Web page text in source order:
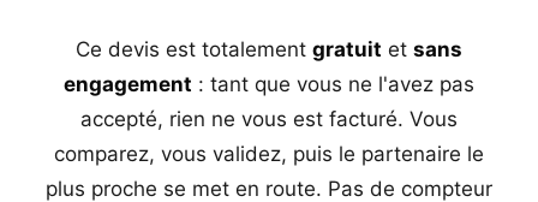
Ce devis est totalement gratuit et sans
engagement : tant que vous ne l'avez pas
accepté, rien ne vous est facturé. Vous
comparez, vous validez, puis le partenaire le
plus proche se met en route. Pas de compteur